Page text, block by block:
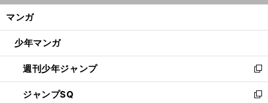
ン
ウ
開
く
マンガ
少年マンガ
週刊少年ジャンプ
新
し
い
ジャンプSQ
新